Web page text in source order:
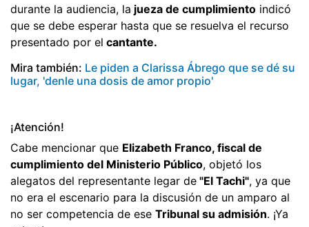
durante la audiencia, la jueza de cumplimiento indicó
que se debe esperar hasta que se resuelva el recurso
presentado por el cantante.
Mira también: Le piden a Clarissa Ábrego que se dé su
lugar, 'denle una dosis de amor propio'
¡Atención!
Cabe mencionar que Elizabeth Franco, fiscal de
cumplimiento del Ministerio Público, objetó los
alegatos del representante legar de "El Tachi", ya que
no era el escenario para la discusión de un amparo al
no ser competencia de ese Tribunal su admisión. ¡Ya